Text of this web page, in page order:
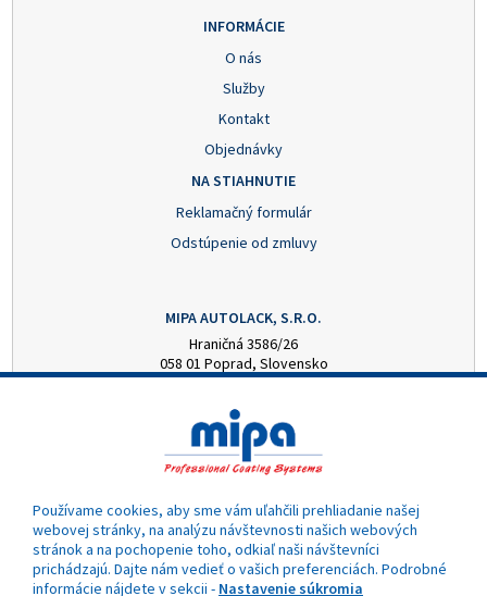
INFORMÁCIE
O nás
Služby
Kontakt
Objednávky
NA STIAHNUTIE
Reklamačný formulár
Odstúpenie od zmluvy
MIPA AUTOLACK, S.R.O.
Hraničná 3586/26
058 01 Poprad, Slovensko
mipa@autolack.sk
OTVÁRACIE HODINY
Pondelok - Piatok: 8:00 - 16:00 hod.
Používame cookies, aby sme vám uľahčili prehliadanie našej
webovej stránky, na analýzu návštevnosti našich webových
stránok a na pochopenie toho, odkiaľ naši návštevníci
prichádzajú. Dajte nám vedieť o vašich preferenciách. Podrobné
informácie nájdete v sekcii - Nastavenie súkromia